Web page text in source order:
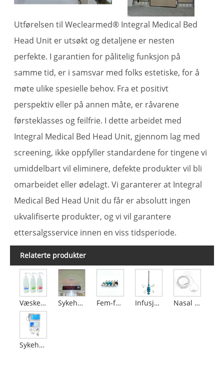
Utførelsen til Weclearmed® Integral Medical Bed
Head Unit er utsøkt og detaljene er nesten
perfekte. I garantien for pålitelig funksjon på
samme tid, er i samsvar med folks estetiske, for å
møte ulike spesielle behov. Fra et positivt
perspektiv eller på annen måte, er råvarene
førsteklasses og feilfrie. I dette arbeidet med
Integral Medical Bed Head Unit, gjennom lag med
screening, ikke oppfyller standardene for tingene vi
umiddelbart vil eliminere, defekte produkter vil bli
omarbeidet eller ødelagt. Vi garanterer at Integral
Medical Bed Head Unit du får er absolutt ingen
ukvalifiserte produkter, og vi vil garantere
ettersalgsservice innen en viss tidsperiode.
Relaterte produkter
Væske for å drepe mikroorganismer Sykehusklokke Fem-farget plugg Infusjonsbom Nasal oksygenkanyle
Sykehusanropsknapp